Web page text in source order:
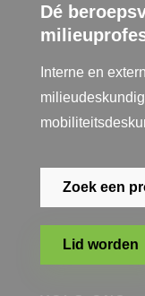
Dé
Interne en
Zoek een
Lid worden